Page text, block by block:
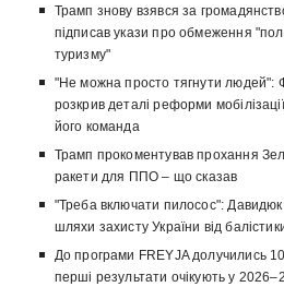
Трамп знову взявся за
підписав укази про обмеження
туризму"
"Не можна просто тягнути людей":
розкрив деталі реформи
його команда
Трамп прокоментував прохання
ракети для ППО – що сказав
"Треба включати пилосос": Давидюк
шляхи захисту України від
До програми FREYJA долучились
перші результати очікують у